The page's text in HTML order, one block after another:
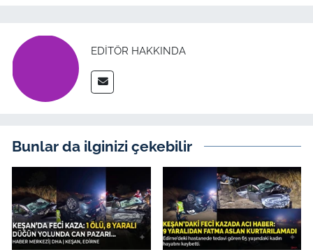
EDITÖR HAKKINDA
Bunlar da ilginizi çekebilir